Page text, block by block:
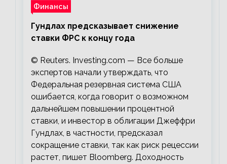
Финансы
Гундлах предсказывает снижение
ставки ФРС к концу года
© Reuters. Investing.com — Все больше
экспертов начали утверждать, что
Федеральная резервная система США
ошибается, когда говорит о возможном
дальнейшем повышении процентной
ставки, и инвестор в облигации Джеффри
Гундлах, в частности, предсказал
сокращение ставки, так как риск рецессии
растет, пишет Bloomberg. Доходность